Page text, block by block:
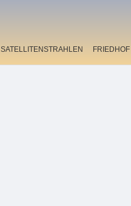
SATELLITENSTRAHLEN FRIEDHOF